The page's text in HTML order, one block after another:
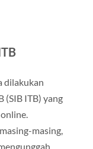
dilakukan
(SIB ITB) yang
masing,